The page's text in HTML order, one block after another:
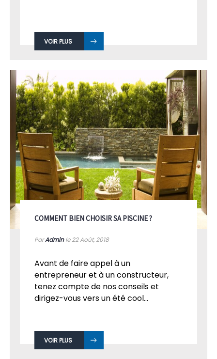
VOIR PLUS
COMMENT BIEN CHOISIR SA PISCINE ?
ParAdminle 22Août, 2018
Avant de faire appel à un
entrepreneur et à un constructeur,
tenez compte de nos conseils et
dirigez-vous vers un été cool...
VOIR PLUS